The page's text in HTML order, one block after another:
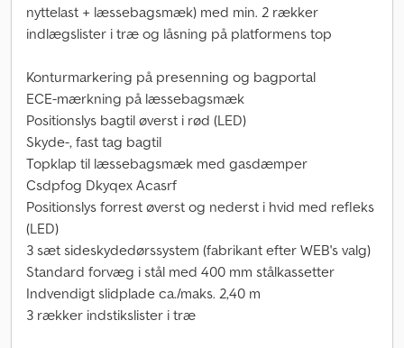
nyttelast + læssebagsmæk) med min. 2 rækker
indlægslister i træ og låsning på platformens top
Konturmarkering på presenning og bagportal
ECE-mærkning på læssebagsmæk
Positionslys bagtil øverst i rød (LED)
Skyde-, fast tag bagtil
Topklap til læssebagsmæk med gasdæmper
Csdpfog Dkyqex Acasrf
Positionslys forrest øverst og nederst i hvid med refleks
(LED)
3 sæt sideskydedørssystem (fabrikant efter WEB's valg)
Standard forvæg i stål med 400 mm stålkassetter
Indvendigt slidplade ca./maks. 2,40 m
3 rækker indstikslister i træ